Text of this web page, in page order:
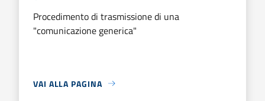
Procedimento di trasmissione di una
"comunicazione generica"
VAI ALLA PAGINA